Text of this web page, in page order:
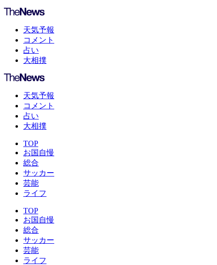
天気予報
コメント
占い
大相撲
天気予報
コメント
占い
大相撲
TOP
お国自慢
総合
サッカー
芸能
ライフ
TOP
お国自慢
総合
サッカー
芸能
ライフ